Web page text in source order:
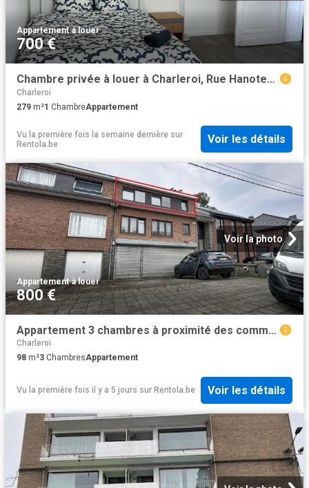
Appartement·à louer
700 €
Chambre privée à louer à Charleroi, Rue Hanoteau
Charleroi
279 m²1 ChambreAppartement
Vu la première fois la semaine dernière sur
Rentola.be
Voir les détails
Voir la photo
Appartement·à louer
800 €
Appartement 3 chambres à proximité des commodités
Charleroi
98 m²3 ChambresAppartement
Vu la première fois il y a 5 jours sur Rentola.be Voir les détails